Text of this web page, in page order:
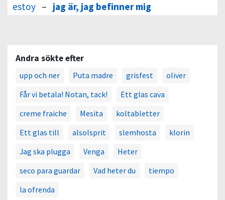
estoy – jag är, jag befinner mig
Andra sökte efter
upp och ner Puta madre grisfest
oliver
Får vi betala! Notan, tack!
Ett glas cava
creme fraiche
Mesita
koltabletter
Ett glas till
alsolsprit slemhosta
klorin
Jag ska plugga
Venga
Heter
seco para guardar
Vad heter du
tiempo
la ofrenda